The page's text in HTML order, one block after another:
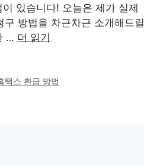
있습니다! 오늘은 제가 실제
방법을 차근차근 소개해드릴
… 더 읽기
택스 환급 방법